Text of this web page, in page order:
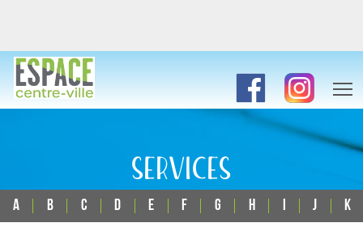
SERVICES
A B C D E F G H J K